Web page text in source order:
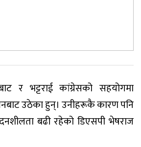
र भट्टराई कांग्रेसको सहयोगमा
उठेका हुन्। उनीहरूकै कारण पनि
बढी रहेको डिएसपी भेषराज